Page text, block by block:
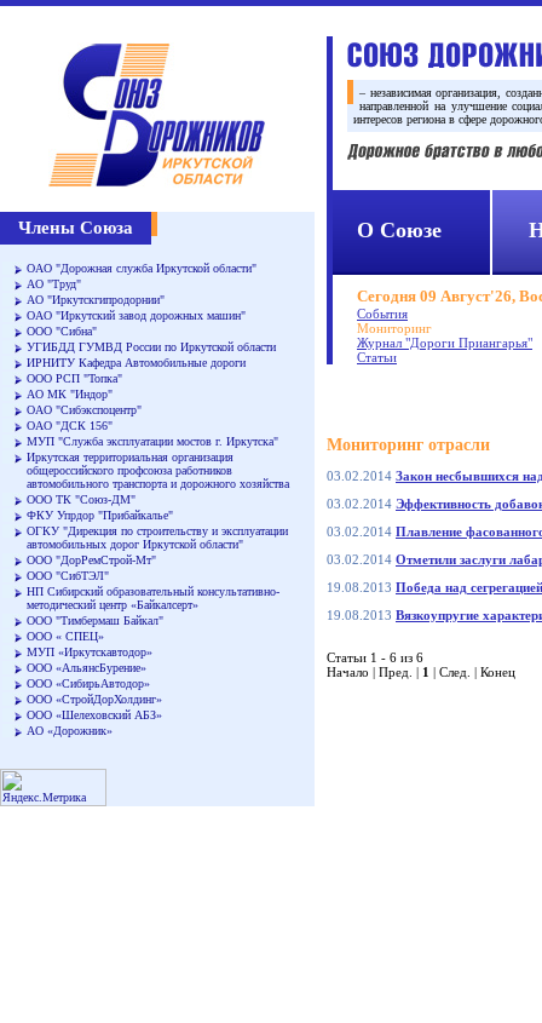
Члены Союза
ОАО "Дорожная служба Иркутской области"
АО "Труд"
АО "Иркутскгипродорнии"
ОАО "Иркутский завод дорожных машин"
ООО "Сибна"
УГИБДД ГУМВД России по Иркутской области
ИРНИТУ Кафедра Автомобильные дороги
ООО РСП "Топка"
АО МК "Индор"
ОАО "Сибэкспоцентр"
ОАО "ДСК 156"
МУП "Служба эксплуатации мостов г. Иркутска"
Иркутская территориальная организация
общероссийского профсоюза работников
автомобильного транспорта и дорожного хозяйства
ООО ТК "Союз-ДМ"
ФКУ Упрдор "Прибайкалье"
ОГКУ "Дирекция по строительству и эксплуатации
автомобильных дорог Иркутской области"
ООО "ДорРемСтрой-Мт"
ООО "СибТЭЛ"
НП Сибирский образовательный консультативно-
методический центр «Байкалсерт»
ООО "Тимбермаш Байкал"
ООО « СПЕЦ»
МУП «Иркутскавтодор»
ООО «АльянсБурение»
ООО «СибирьАвтодор»
ООО «СтройДорХолдинг»
ООО «Шелеховский АБЗ»
АО «Дорожник»
– независимая организация,
направленной на улучшение
интересов региона в сфере
О Союзе
Сегодня 09 Август'26,
События
Мониторинг
Журнал "Дороги Приангарья"
Статьи
Мониторинг отрасли
03.02.2014 Закон несбывшихся
03.02.2014 Эффективность
03.02.2014 Плавление
03.02.2014 Отметили заслуги
19.08.2013 Победа над сегрегацией
19.08.2013 Вязкоупругие
Статьи 1 - 6 из 6
Начало | Пред. | 1 | След. | Конец